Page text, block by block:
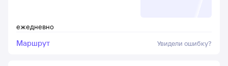
ежедневно
Маршрут Увидели ошибку?